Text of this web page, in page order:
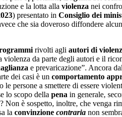
e la lotta alla violenza nei
) presentato in Consiglio dei
che sia doveroso diffondere
rivolti agli autori di
violenza da parte degli autori e il
e prevaricazione”. Ancora
dei casi è un comportamento
le persone a smettere di essere
lo scopo della pena in generale,
? Non è sospetto, inoltre, che venga
la convinzione contraria non